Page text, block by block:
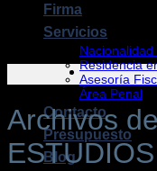
Firma
Servicios
Nacionalidad
Residencia
Asesoría
Área Penal
Contacto
Presupuesto
Blog
Archivos
ESTUDIOS